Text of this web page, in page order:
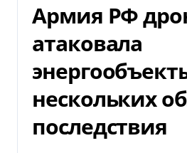
Армия РФ
атаковала
нескольких
последствия